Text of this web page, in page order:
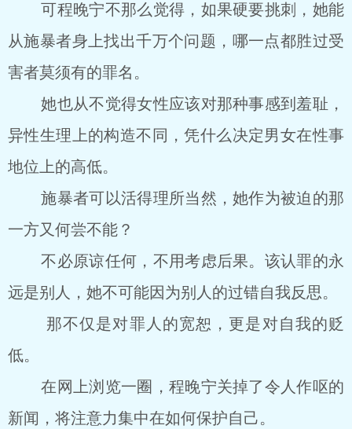
可程晚宁不那么觉得，如果硬要挑刺，她能
从施暴者身上找出千万个问题，哪一点都胜过受
害者莫须有的罪名。
她也从不觉得女性应该对那种事感到羞耻，
异性生理上的构造不同，凭什么决定男女在性事
地位上的高低。
施暴者可以活得理所当然，她作为被迫的那
一方又何尝不能？
不必原谅任何，不用考虑后果。该认罪的永
远是别人，她不可能因为别人的过错自我反思。
那不仅是对罪人的宽恕，更是对自我的贬
低。
在网上浏览一圈，程晚宁关掉了令人作呕的
新闻，将注意力集中在如何保护自己。